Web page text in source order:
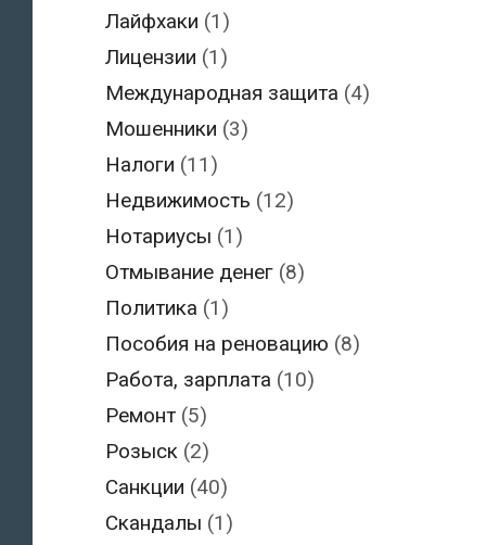
Лайфхаки (1)
Лицензии (1)
Международная защита (4)
Мошенники (3)
Налоги (11)
Недвижимость (12)
Нотариусы (1)
Отмывание денег (8)
Политика (1)
Пособия на реновацию (8)
Работа, зарплата (10)
Ремонт (5)
Розыск (2)
Санкции (40)
Скандалы (1)